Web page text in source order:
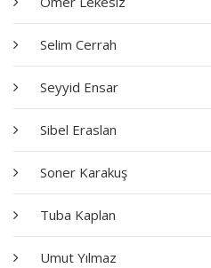
Selim Cerrah
Seyyid Ensar
Sibel Eraslan
Soner Karakuş
Tuba Kaplan
Umut Yılmaz